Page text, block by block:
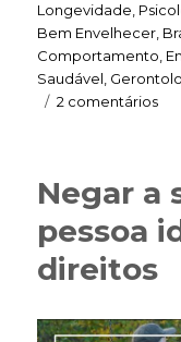
Longevidade,
Bem Envelhecer,
Comportamento,
Saudável,
2 comentáriosem
a
do
Negar a
pessoa
direitos